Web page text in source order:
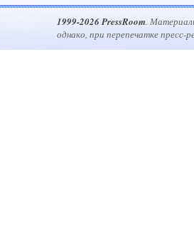
1999-2026 PressRoom.
однако, при перепечатке пресс-